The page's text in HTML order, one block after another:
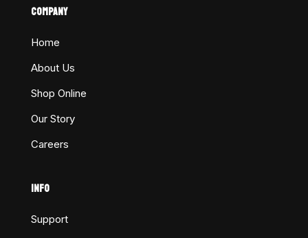
COMPANY
Home
About Us
Shop Online
Our Story
Careers
INFO
Support